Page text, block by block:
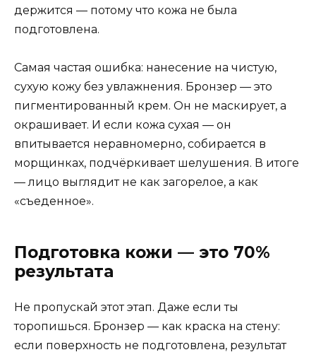
держится — потому что кожа не была
подготовлена.
Самая частая ошибка: нанесение на чистую,
сухую кожу без увлажнения. Бронзер — это
пигментированный крем. Он не маскирует, а
окрашивает. И если кожа сухая — он
впитывается неравномерно, собирается в
морщинках, подчёркивает шелушения. В итоге
— лицо выглядит не как загорелое, а как
«съеденное».
Подготовка кожи — это 70%
результата
Не пропускай этот этап. Даже если ты
торопишься. Бронзер — как краска на стену:
если поверхность не подготовлена, результат